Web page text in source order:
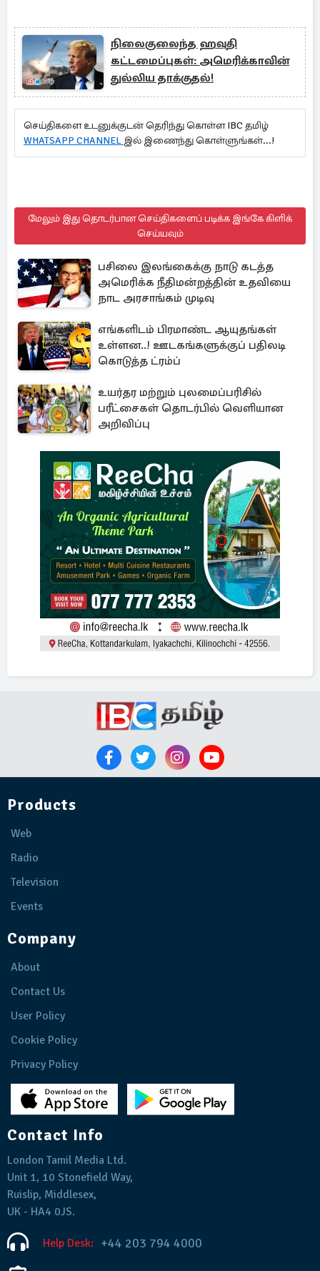
நிலைகுலைந்த ஹவுதி
கட்டமைப்புகள்: அமெரிக்காவின்
துல்லிய தாக்குதல்!
செய்திகளை உடனுக்குடன் தெரிந்து கொள்ள IBC தமிழ்
WHATSAPP CHANNEL இல் இணைந்து கொள்ளுங்கள்...!
மேலும் இது தொடர்பான செய்திகளைப் படிக்க இங்கே கிளிக்
செய்யவும்
பசிலை இலங்கைக்கு நாடு கடத்த
அமெரிக்க நீதிமன்றத்தின் உதவியை
நாட அரசாங்கம் முடிவு
எங்களிடம் பிரமாண்ட ஆயுதங்கள்
உள்ளன..! ஊடகங்களுக்குப் பதிலடி
கொடுத்த ட்ரம்ப்
உயர்தர மற்றும் புலமைப்பரிசில்
பரீட்சைகள் தொடர்பில் வெளியான
அறிவிப்பு
Products
Web
Radio
Television
Events
Company
About
Contact Us
User Policy
Cookie Policy
Privacy Policy
Contact Info
London Tamil Media Ltd.
Unit 1, 10 Stonefield Way,
Ruislip, Middlesex,
UK - HA4 0JS.
Help Desk: +44 203 794 4000